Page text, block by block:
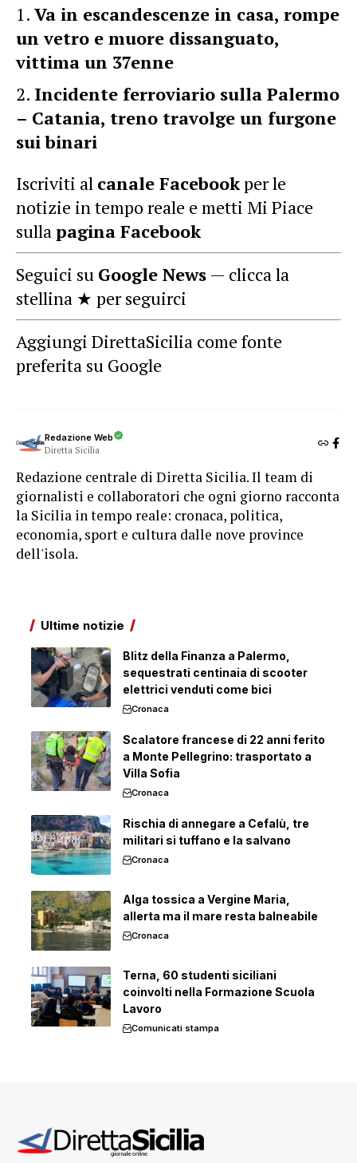
Va in escandescenze in casa, rompe
un vetro e muore dissanguato,
vittima un 37enne
Incidente ferroviario sulla Palermo
– Catania, treno travolge un furgone
sui binari
Iscriviti al canale Facebookper le
notizie in tempo reale e metti Mi Piace
sullapagina Facebook
Seguici su Google News — clicca la
stellina ★ per seguirci
Aggiungi DirettaSicilia come fonte
preferita su Google
Redazione Web
Diretta Sicilia
Redazione centrale di Diretta Sicilia. Il team di
giornalisti e collaboratori che ogni giorno racconta
la Sicilia in tempo reale: cronaca, politica,
economia, sport e cultura dalle nove province
dell'isola.
Ultime notizie
Blitz della Finanza a Palermo,
sequestrati centinaia di scooter
elettrici venduti come bici
Cronaca
Scalatore francese di 22 anni ferito
a Monte Pellegrino: trasportato a
Villa Sofia
Cronaca
Rischia di annegare a Cefalù, tre
militari si tuffano e la salvano
Cronaca
Alga tossica a Vergine Maria,
allerta ma il mare resta balneabile
Cronaca
Terna, 60 studenti siciliani
coinvolti nella Formazione Scuola
Lavoro
Comunicati stampa